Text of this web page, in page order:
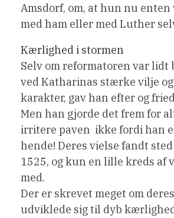
Amsdorf, om, at hun nu
med ham eller med Luther
Kærlighed i stormen
Selv om reformatoren var
ved Katharinas stærke vilje
karakter, gav han efter og
Men han gjorde det frem for
irritere paven  ikke fordi han
hende! Deres vielse fandt
1525, og kun en lille kreds af
med.
Der er skrevet meget om
udviklede sig til dyb